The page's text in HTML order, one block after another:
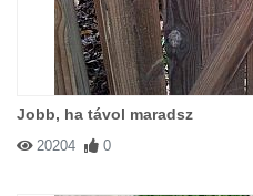
Jobb, ha távol maradsz
20204 0